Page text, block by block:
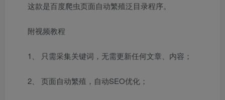
这款是百度爬虫页面自动繁殖泛目录程序。
附视频教程
1、 只需采集关键词，无需更新任何文章、内容；
2、 页面自动繁殖，自动SEO优化；